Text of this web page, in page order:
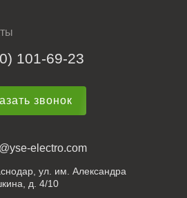
101-69-23
звонок
electro.com
ул. им. Александра
д. 4/10